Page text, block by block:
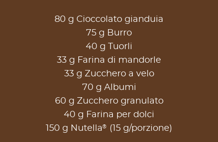
80 g Cioccolato gianduia
75 g Burro
40 g Tuorli
33 g Farina di mandorle
33 g Zucchero a velo
70 g Albumi
60 g Zucchero granulato
40 g Farina per dolci
150 g Nutella® (15 g/porzione)